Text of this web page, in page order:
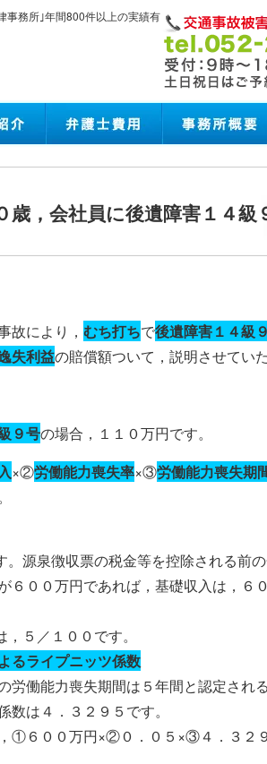
事務所｣年間800件以上の実績有
歳，会社員に後遺障害１４
故により， むち打ちで後遺障害１４級
失利益の賠償額ついて，説明させてい
９号の場合，１１０万円です。
×②労働能力喪失率×③労働能力喪失期
。源泉徴収票の税金等を控除される前
６００万円であれば，基礎収入は，６０
，５／１００です。
るライプニッツ係数
労働能力喪失期間は５年間と認定され
数は４．３２９５です。
①６００万円×②０．０５×③４．３２